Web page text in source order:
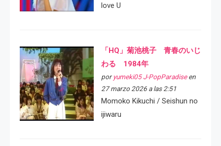
love U
「HQ」菊池桃子 青春のいじ
わる 1984年
por yumeki05 J-PopParadiseen
27 marzo 2026 a las 2:51
Momoko Kikuchi / Seishun no
ijiwaru